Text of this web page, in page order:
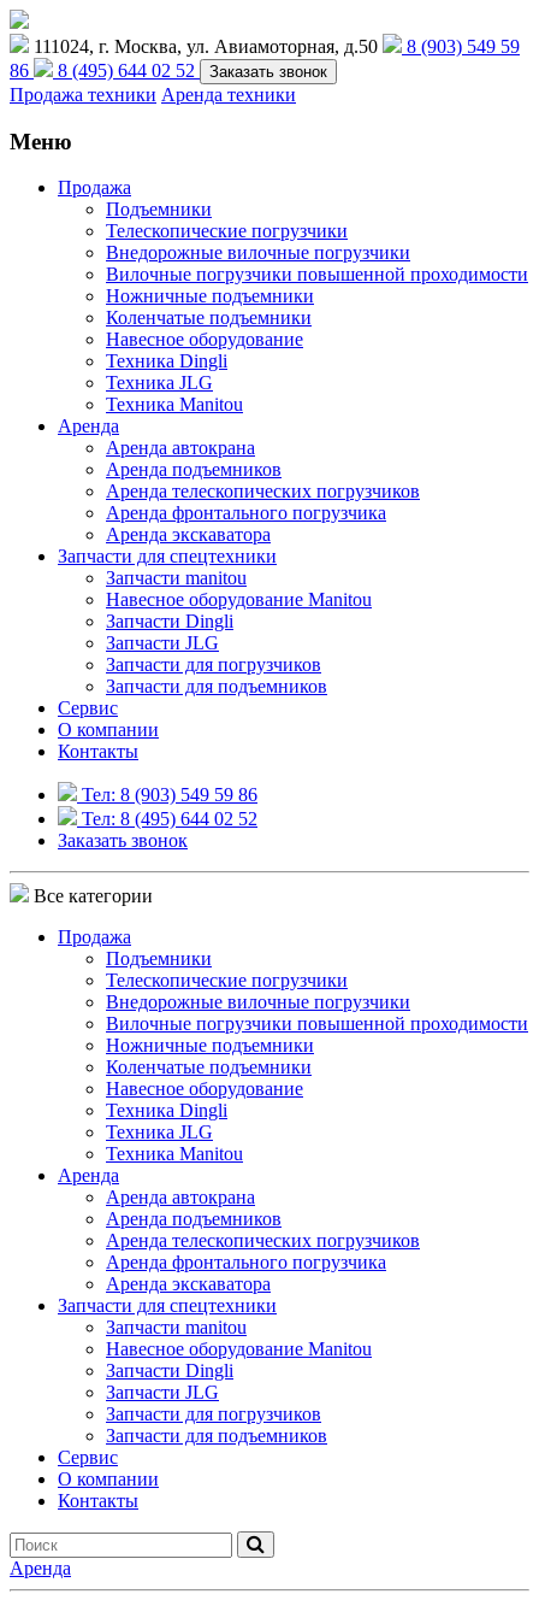
111024, г. Москва, ул. Авиамоторная, д.50
8 (903) 549 59
86
8 (495) 644 02 52 Заказать звонок
Продажа техники Аренда техники
Меню
Продажа
Подъемники
Телескопические погрузчики
Внедорожные вилочные погрузчики
Вилочные погрузчики повышенной проходимости
Ножничные подъемники
Коленчатые подъемники
Навесное оборудование
Техника Dingli
Техника JLG
Техника Manitou
Аренда
Аренда автокрана
Аренда подъемников
Аренда телескопических погрузчиков
Аренда фронтального погрузчика
Аренда экскаватора
Запчасти для спецтехники
Запчасти manitou
Навесное оборудование Manitou
Запчасти Dingli
Запчасти JLG
Запчасти для погрузчиков
Запчасти для подъемников
Cервис
О компании
Контакты
Тел: 8 (903) 549 59 86
Тел: 8 (495) 644 02 52
Заказать звонок
Все категории
Продажа
Подъемники
Телескопические погрузчики
Внедорожные вилочные погрузчики
Вилочные погрузчики повышенной проходимости
Ножничные подъемники
Коленчатые подъемники
Навесное оборудование
Техника Dingli
Техника JLG
Техника Manitou
Аренда
Аренда автокрана
Аренда подъемников
Аренда телескопических погрузчиков
Аренда фронтального погрузчика
Аренда экскаватора
Запчасти для спецтехники
Запчасти manitou
Навесное оборудование Manitou
Запчасти Dingli
Запчасти JLG
Запчасти для погрузчиков
Запчасти для подъемников
Cервис
О компании
Контакты
Аренда